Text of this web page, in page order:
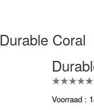
Durable Coral
Voorraad :